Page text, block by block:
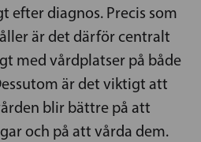
efter diagnos. Precis som
är det därför centralt
med vårdplatser på både
är det viktigt att
blir bättre på att
och på att vårda dem.